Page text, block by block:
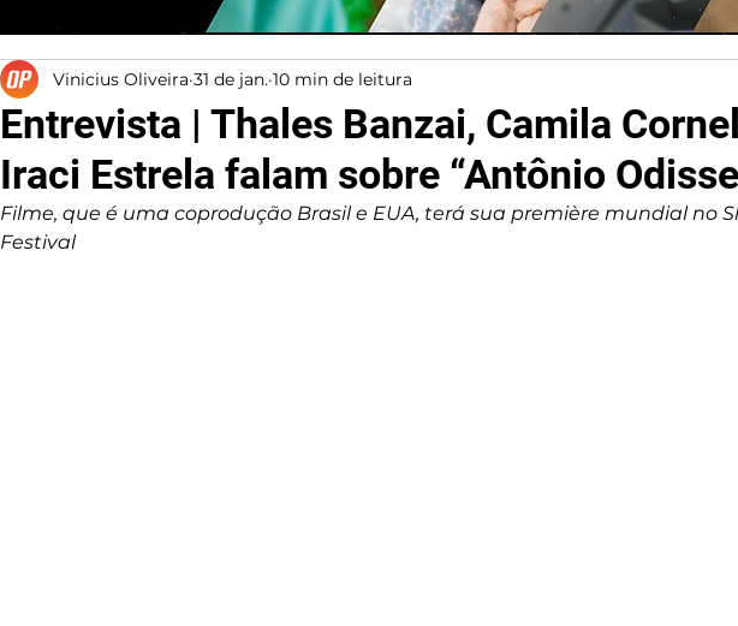
Entrevista | Thales Banzai, Camila
Iraci Estrela falam sobre “Antônio
Vinicius Oliveira 31 de jan. 10 min de leitura
Filme, que é uma coprodução Brasil e EUA, terá sua première mundial no
Festival